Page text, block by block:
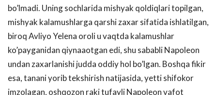
bo’lmadi. Uning sochlarida mishyak qoldiqlari topilgan,
mishyak kalamushlarga qarshi zaxar sifatida ishlatilgan,
biroq Avliyo Yelena oroli u vaqtda kalamushlar
ko’payganidan qiynaaotgan edi, shu sababli Napoleon
undan zaxarlanishi judda oddiy hol bo’lgan. Boshqa fikir
esa, tanani yorib tekshirish natijasida, yetti shifokor
imzolagan, oshqozon raki tufayli Napoleon vafot